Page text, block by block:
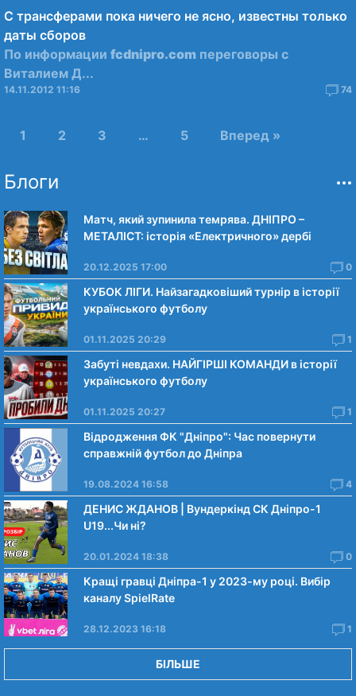
С трансферами пока ничего не ясно, известны только
даты сборов
По информации fcdnipro.com переговоры с
Виталием Д...
14.11.2012 11:16 74
1 2 3 … 5 Вперед »
Блоги
Матч, який зупинила темрява. ДНІПРО –
МЕТАЛІСТ: історія «Електричного» дербі
20.12.2025 17:00 0
КУБОК ЛІГИ. Найзагадковіший турнір в історії
українського футболу
01.11.2025 20:29 1
Забуті невдахи. НАЙГІРШІ КОМАНДИ в історії
українського футболу
01.11.2025 20:27 1
Відродження ФК "Дніпро": Час повернути
справжній футбол до Дніпра
19.08.2024 16:58 4
ДЕНИС ЖДАНОВ | Вундеркінд СК Дніпро-1
U19...Чи нi?
20.01.2024 18:38 0
Кращі гравці Дніпра-1 у 2023-му році. Вибiр
каналу SpielRate
28.12.2023 16:18 1
БІЛЬШЕ